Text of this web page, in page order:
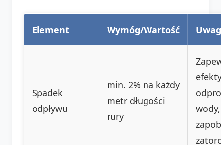
Element Wymóg/Wartość
Spadek
odpływu
min. 2% na każdy
metr długości
rury
wody,